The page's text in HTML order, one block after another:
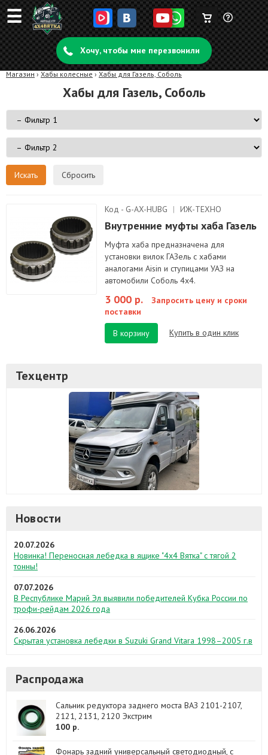
☰ Задать
вопрос
Корзина
пуста
Хочу, чтобы мне перезвонили
Магазин › Хабы колесные › Хабы для Газель, Соболь
Хабы для Газель, Соболь
Сбросить
Код - G-AX-HUBG | ИЖ-ТЕХНО
Внутренние муфты хаба Газель
Муфта хаба предназначена для
установки вилок ГАЗель с хабами
аналогами Aisin и ступицами УАЗ на
автомобили Соболь 4х4.
3 000 р.
Запросить цену и сроки
поставки
В корзину
Купить в один клик
Техцентр
Новости
20.07.2026
Новинка! Переносная лебедка в ящике "4х4 Вятка" с тягой 2
тонны!
07.07.2026
В Республике Марий Эл выявили победителей Кубка России по
трофи-рейдам 2026 года
26.06.2026
Скрытая установка лебедки в Suzuki Grand Vitara 1998–2005 г.в
Распродажа
Сальник редуктора заднего моста ВАЗ 2101-2107,
2121, 2131, 2120 Экстрим
100 р.
Фонарь задний универсальный светодиодный, с